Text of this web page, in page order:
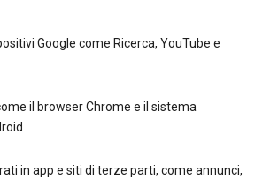
Google come Ricerca, YouTube e
il browser Chrome e il sistema
in app e siti di terze parti, come annunci,